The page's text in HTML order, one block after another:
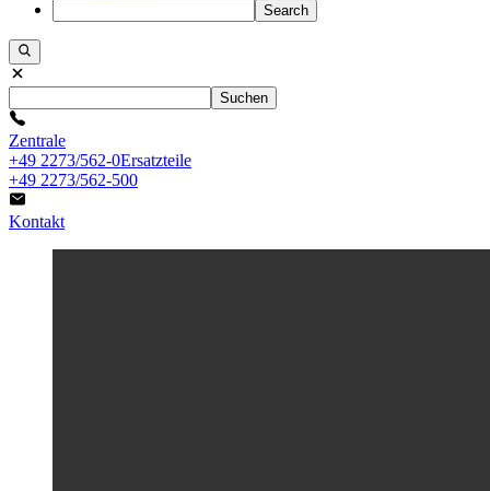
Search
Suchen
Zentrale
+49 2273/562-0Ersatzteile
+49 2273/562-500
Kontakt